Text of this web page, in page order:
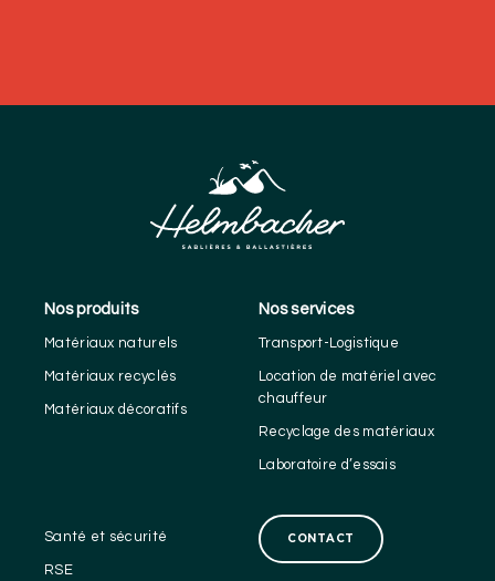
Nos produits
Matériaux naturels
Matériaux recyclés
Matériaux décoratifs
Nos services
Transport-Logistique
Location de matériel avec
chauffeur
Recyclage des matériaux
Laboratoire d’essais
Santé et sécurité
RSE
CONTACT